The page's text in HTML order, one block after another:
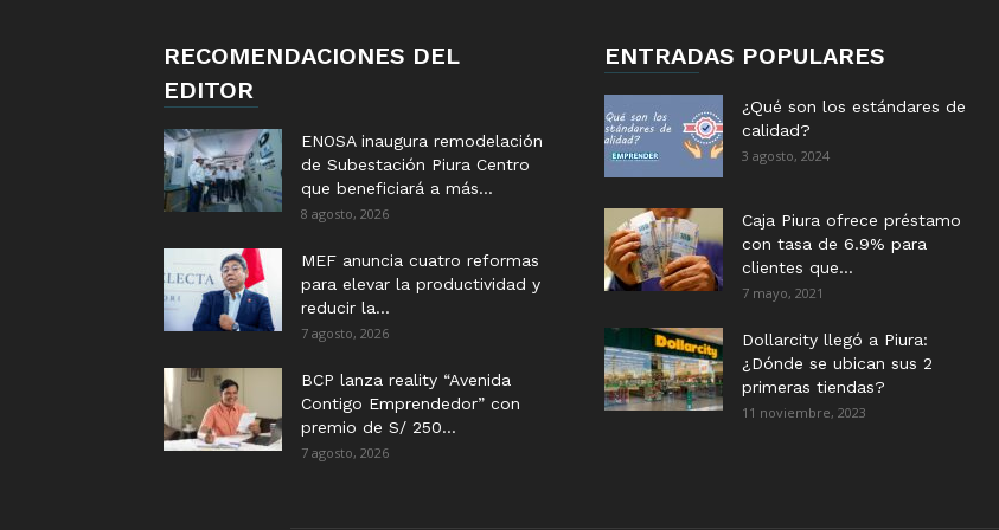
RECOMENDACIONES DEL
EDITOR
ENOSA inaugura remodelación
de Subestación Piura Centro
que beneficiará a más...
8 agosto, 2026
MEF anuncia cuatro reformas
para elevar la productividad y
reducir la...
7 agosto, 2026
BCP lanza reality “Avenida
Contigo Emprendedor” con
premio de S/ 250...
7 agosto, 2026
ENTRADAS POPULARES
¿Qué son los estándares de
calidad?
3 agosto, 2024
Caja Piura ofrece préstamo
con tasa de 6.9% para
clientes que...
7 mayo, 2021
Dollarcity llegó a Piura:
¿Dónde se ubican sus 2
primeras tiendas?
11 noviembre, 2023